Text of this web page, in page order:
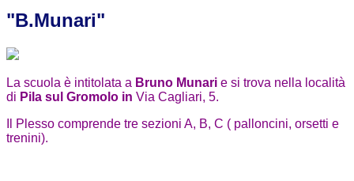
"B.Munari"
La scuola è intitolata a Bruno Munari e si trova nella località
di Pila sul Gromolo in Via Cagliari, 5.
Il Plesso comprende tre sezioni A, B, C ( palloncini, orsetti e
trenini).